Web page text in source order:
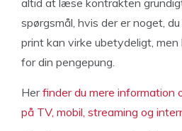
spørgsmål, hvis der er noget,
print kan virke ubetydeligt,
for din pengepung.
Herfinder du mere information
på TV, mobil, streaming og